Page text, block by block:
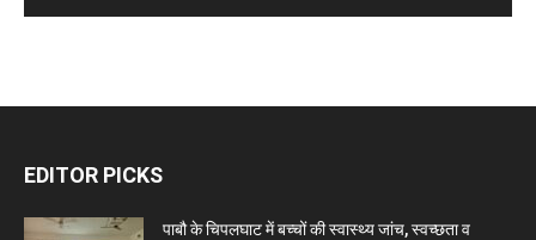
EDITOR PICKS
पाबौ के चिपलघाट में बच्चों की स्वास्थ्य जांच, स्वच्छता व